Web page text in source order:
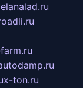
x-ton.ru